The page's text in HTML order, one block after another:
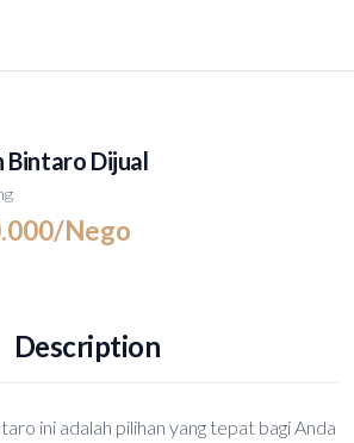
Bintaro Dijual
/Nego
Description
ini adalah pilihan yang tepat bagi Anda